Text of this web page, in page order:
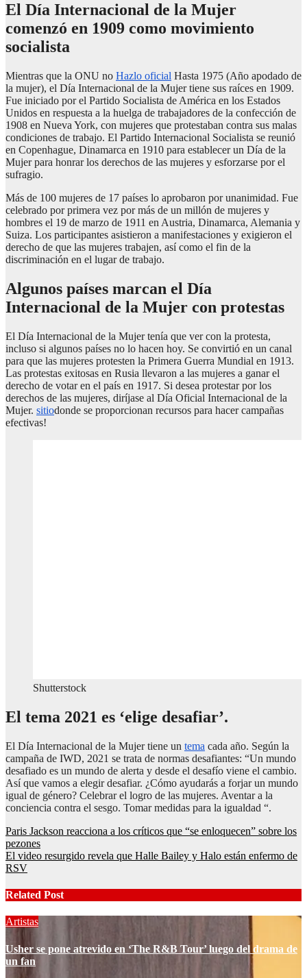
El Día Internacional de la Mujer
comenzó en 1909 como movimiento
socialista
Mientras que la ONU no Hazlo oficial Hasta 1975 (Año apodado de
la mujer), el Día Internacional de la Mujer tiene sus raíces en 1909.
Fue iniciado por el Partido Socialista de América en los Estados
Unidos en respuesta a la huelga de trabajadores de la confección de
1908 en Nueva York, con mujeres que protestaban contra sus malas
condiciones de trabajo. El Partido Internacional Socialista se reunió
en Copenhague, Dinamarca en 1910 para establecer un Día de la
Mujer para honrar los derechos de las mujeres y esforzarse por el
sufragio.
Más de 100 mujeres de 17 países lo aprobaron por unanimidad. Fue
celebrado por primera vez por más de un millón de mujeres y
hombres el 19 de marzo de 1911 en Austria, Dinamarca, Alemania y
Suiza. Los participantes asistieron a manifestaciones y exigieron el
derecho de que las mujeres trabajen, así como el fin de la
discriminación en el lugar de trabajo.
Algunos países marcan el Día
Internacional de la Mujer con protestas
El Día Internacional de la Mujer tenía que ver con la protesta,
incluso si algunos países no lo hacen hoy. Se convirtió en un canal
para que las mujeres protesten la Primera Guerra Mundial en 1913.
Las protestas exitosas en Rusia llevaron a las mujeres a ganar el
derecho de votar en el país en 1917. Si desea protestar por los
derechos de las mujeres, diríjase al Día Oficial Internacional de la
Mujer. sitiodonde se proporcionan recursos para hacer campañas
efectivas!
Shutterstock
El tema 2021 es ‘elige desafiar’.
El Día Internacional de la Mujer tiene un tema cada año. Según la
campaña de IWD, 2021 se trata de normas desafiantes: “Un mundo
desafiado es un mundo de alerta y desde el desafío viene el cambio.
Así que vamos a elegir desafiar. ¿Cómo ayudarás a forjar un mundo
igual de género? Celebrar el logro de las mujeres. Aventar a la
conciencia contra el sesgo. Tomar medidas para la igualdad “.
Post
navigation
Paris Jackson reacciona a los críticos que “se enloquecen” sobre los
pezones
El video resurgido revela que Halle Bailey y Halo están enfermo de
RSV
Related Post
Artistas
Usher se pone atrevido en ‘The R&B Tour’ luego del drama de
un fan